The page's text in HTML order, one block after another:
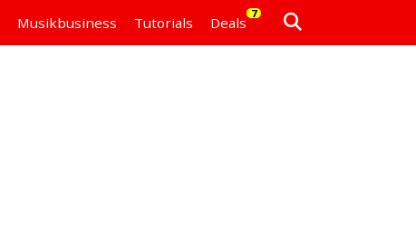
Musikbusiness Tutorials Deals
7